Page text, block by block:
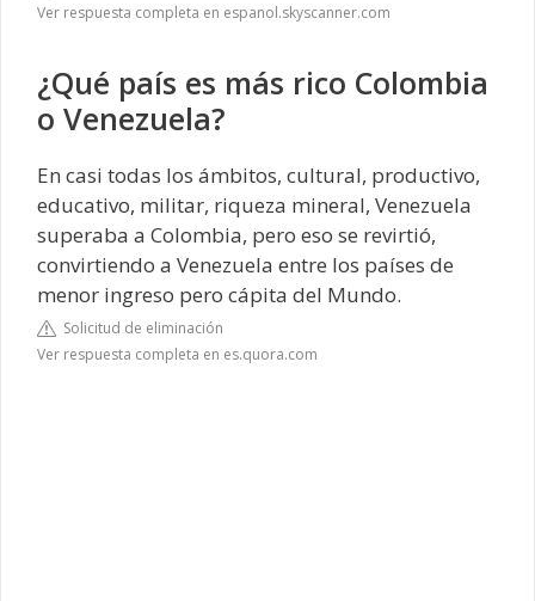
Ver respuesta completa en espanol.skyscanner.com
¿Qué país es más rico Colombia
o Venezuela?
En casi todas los ámbitos, cultural, productivo,
educativo, militar, riqueza mineral, Venezuela
superaba a Colombia, pero eso se revirtió,
convirtiendo a Venezuela entre los países de
menor ingreso pero cápita del Mundo.
Solicitud de eliminación
Ver respuesta completa en es.quora.com